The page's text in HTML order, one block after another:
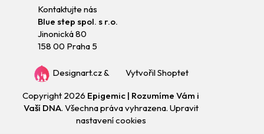
Kontaktujte nás
Blue step spol. s r.o.
Jinonická 80
158 00 Praha 5
Designart.cz& Vytvořil Shoptet
Copyright 2026 Epigemic | Rozumíme Vám i
Vaší DNA. Všechna práva vyhrazena. Upravit
nastavení cookies